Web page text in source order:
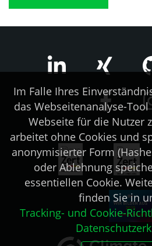
Im Falle Ihres
das Webseitenanalyse-
Webseite für die Nutzer
arbeitet ohne Cookies und
anonymisierter Form
oder Ablehnung
essentiellen Cookie.
finden Sie in
Tracking- und Cookie-